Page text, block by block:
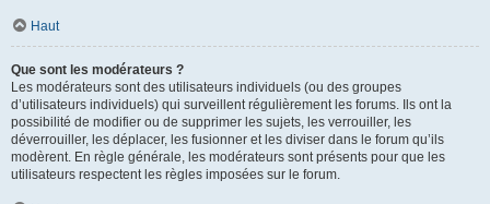
Haut
Que sont les modérateurs ?
Les modérateurs sont des utilisateurs individuels (ou des groupes
d’utilisateurs individuels) qui surveillent régulièrement les forums. Ils ont la
possibilité de modifier ou de supprimer les sujets, les verrouiller, les
déverrouiller, les déplacer, les fusionner et les diviser dans le forum qu’ils
modèrent. En règle générale, les modérateurs sont présents pour que les
utilisateurs respectent les règles imposées sur le forum.